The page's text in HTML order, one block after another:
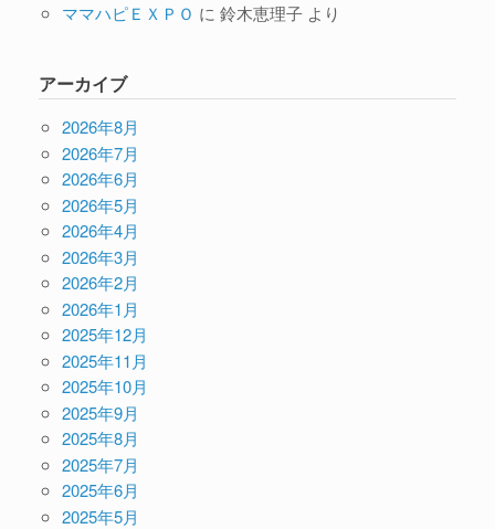
ママハピＥＸＰＯ に 鈴木恵理子より
アーカイブ
2026年8月
2026年7月
2026年6月
2026年5月
2026年4月
2026年3月
2026年2月
2026年1月
2025年12月
2025年11月
2025年10月
2025年9月
2025年8月
2025年7月
2025年6月
2025年5月